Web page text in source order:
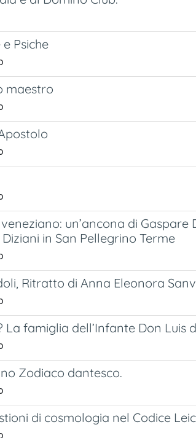
Psiche
maestro
un’ancona di
in San Pellegrino Terme
Ritratto di Anna Eleonora
famiglia dell’Infante Don Luis
Zodiaco dantesco.
di cosmologia nel Codice